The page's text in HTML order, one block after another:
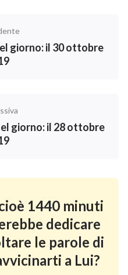
giorno: il 30 ottobre
giorno: il 28 ottobre
1440 minuti
dedicare
le parole di
a Lui?